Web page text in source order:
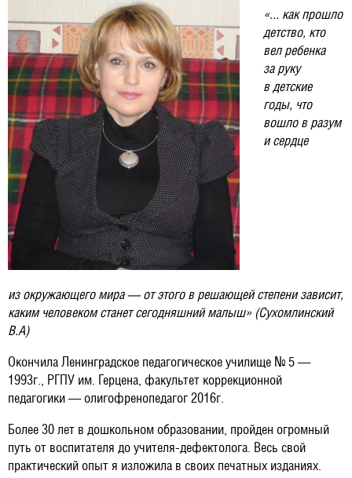
«... как прошло
детство, кто
вел ребенка
за руку
в детские
годы, что
вошло в разум
и сердце
из окружающего мира — от этого в решающей степени зависит,
каким человеком станет сегодняшний малыш» (Сухомлинский
В.А)
Окончила Ленинградское педагогическое училище № 5 —
1993г., РГПУ им. Герцена, факультет коррекционной
педагогики — олигофренопедагог 2016г.
Более 30 лет в дошкольном образовании, пройден огромный
путь от воспитателя до учителя-дефектолога. Весь свой
практический опыт я изложила в своих печатных изданиях.